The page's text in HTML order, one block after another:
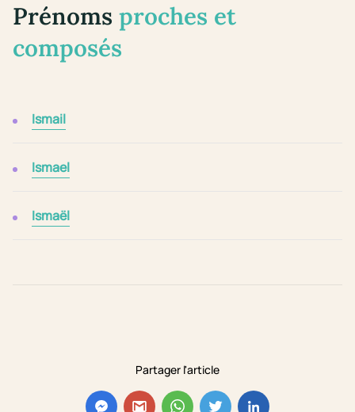
Partager l'article
Prénoms proches et
composés
Ismail
Ismael
Ismaël